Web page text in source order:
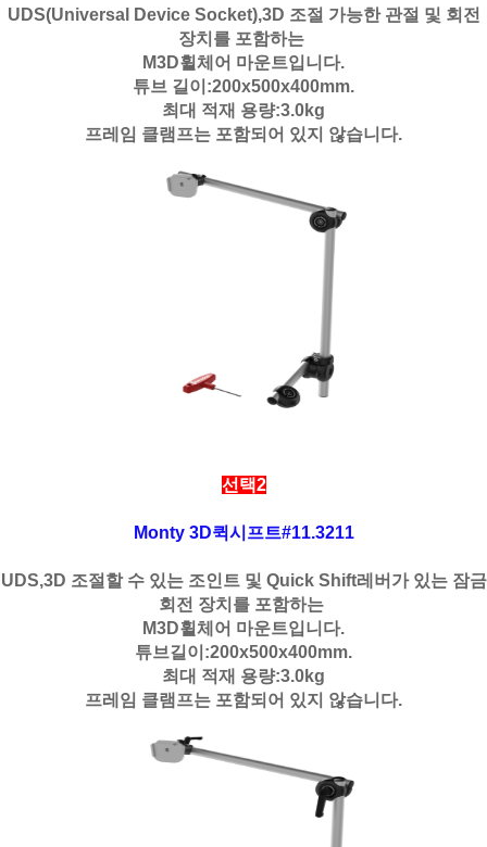
UDS(Universal Device Socket),3D 조절 가능한 관절 및 회전
장치를 포함하는
M3D휠체어 마운트입니다.
튜브 길이:200x500x400mm.
최대 적재 용량:3.0kg
프레임 클램프는 포함되어 있지 않습니다.
선택2
Monty 3D퀵시프트#11.3211
UDS,3D 조절할 수 있는 조인트 및 Quick Shift레버가 있는 잠금
회전 장치를 포함하는
M3D휠체어 마운트입니다.
튜브길이:200x500x400mm.
최대 적재 용량:3.0kg
프레임 클램프는 포함되어 있지 않습니다.